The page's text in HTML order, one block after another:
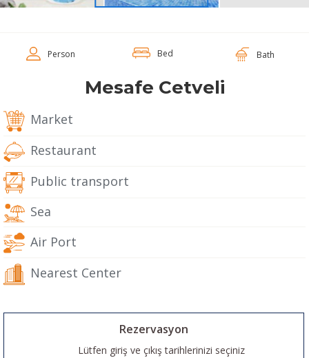
Person Bed Bath
Mesafe Cetveli
Market
Restaurant
Public transport
Sea
Air Port
Nearest Center
Rezervasyon
Lütfen giriş ve çıkış tarihlerinizi seçiniz